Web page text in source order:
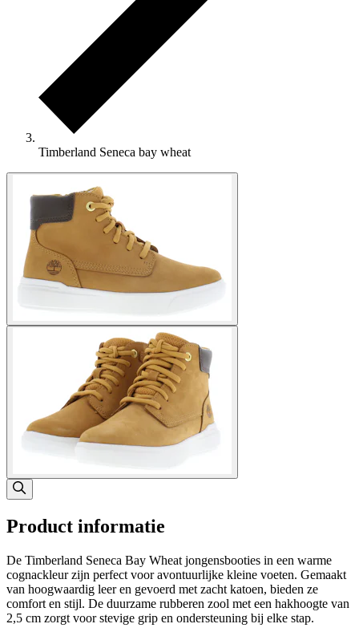
Timberland Seneca bay wheat
Product informatie
De Timberland Seneca Bay Wheat jongensbooties in een warme
cognackleur zijn perfect voor avontuurlijke kleine voeten. Gemaakt
van hoogwaardig leer en gevoerd met zacht katoen, bieden ze
comfort en stijl. De duurzame rubberen zool met een hakhoogte van
2,5 cm zorgt voor stevige grip en ondersteuning bij elke stap.